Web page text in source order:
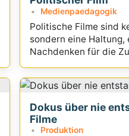
Medienpaedagogik
Politische Filme sind
sondern eine Haltung,
Nachdenken für die
Dokus über nie
Filme
Produktion